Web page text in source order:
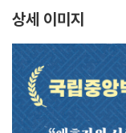
상세 이미지